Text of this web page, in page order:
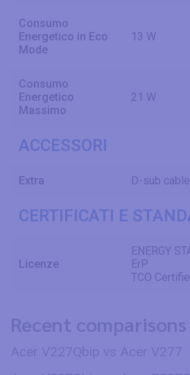
Consumo
Energetico in Eco
Mode
13 W
Consumo
Energetico
Massimo
21 W
ACCESSORI
Extra D-sub cable
CERTIFICATI E
Licenze
ENERGY
ErP
TCO
Recent comparisons